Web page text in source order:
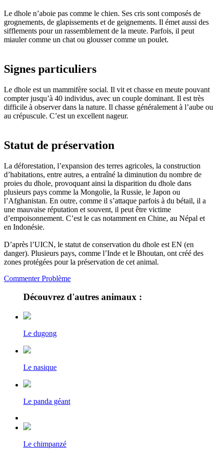
Le dhole n’aboie pas comme le chien. Ses cris sont composés de
grognements, de glapissements et de geignements. Il émet aussi des
sifflements pour un rassemblement de la meute. Parfois, il peut
miauler comme un chat ou glousser comme un poulet.
Signes particuliers
Le dhole est un mammifère social. Il vit et chasse en meute pouvant
compter jusqu’à 40 individus, avec un couple dominant. Il est très
difficile à observer dans la nature. Il chasse généralement à l’aube ou
au crépuscule. C’est un excellent nageur.
Statut de préservation
La déforestation, l’expansion des terres agricoles, la construction
d’habitations, entre autres, a entraîné la diminution du nombre de
proies du dhole, provoquant ainsi la disparition du dhole dans
plusieurs pays comme la Mongolie, la Russie, le Japon ou
l’Afghanistan. En outre, comme il s’attaque parfois à du bétail, il a
une mauvaise réputation et souvent, il peut être victime
d’empoisonnement. C’est le cas notamment en Chine, au Népal et
en Indonésie.
D’après l’UICN, le statut de conservation du dhole est EN (en
danger). Plusieurs pays, comme l’Inde et le Bhoutan, ont créé des
zones protégées pour la préservation de cet animal.
CommenterProblème
Découvrez d'autres animaux :
Le dugong
Le nasique
Le panda géant
Le chimpanzé